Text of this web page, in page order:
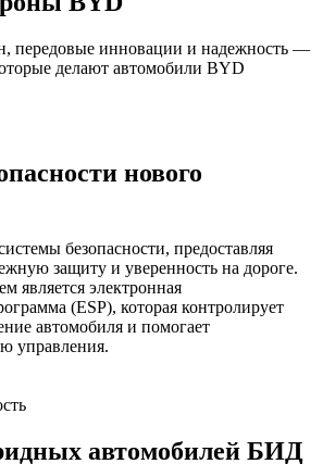
передовые инновации и надежность —
делают автомобили BYD
нового
безопасности, предоставляя
защиту и уверенность на дороге.
является электронная
(ESP), которая контролирует
автомобиля и помогает
управления.
автомобилей БИД